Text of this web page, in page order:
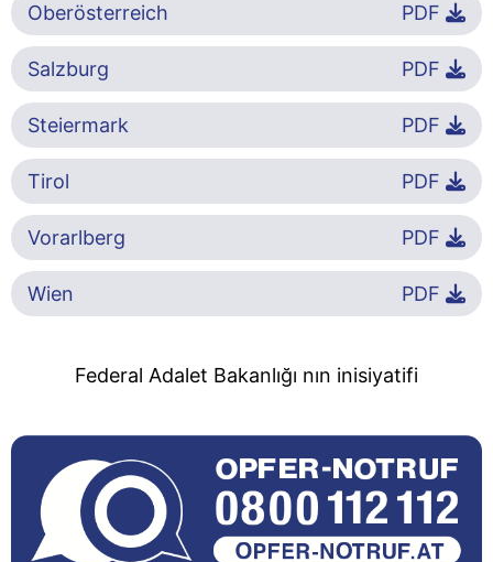
Oberösterreich PDF
Salzburg PDF
Steiermark PDF
Tirol PDF
Vorarlberg PDF
Wien PDF
Federal Adalet Bakanlığı nın inisiyatifi